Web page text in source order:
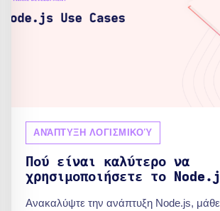
ΑΝΆΠΤΥΞΗ ΛΟΓΙΣΜΙΚΟΎ
Πού είναι καλύτερο να
χρησιμοποιήσετε το
Ανακαλύψτε την ανάπτυξη Node.js,